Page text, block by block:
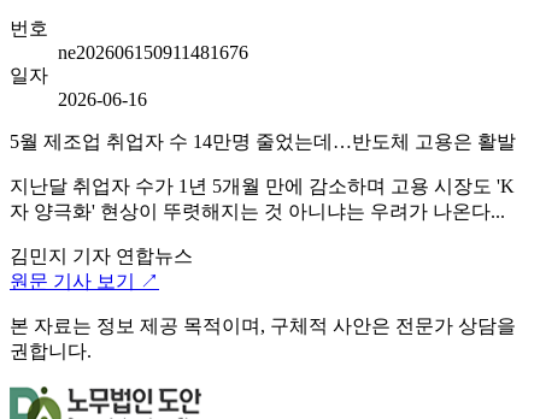
번호
ne202606150911481676
일자
2026-06-16
5월 제조업 취업자 수 14만명 줄었는데…반도체 고용은 활발
지난달 취업자 수가 1년 5개월 만에 감소하며 고용 시장도 'K
자 양극화' 현상이 뚜렷해지는 것 아니냐는 우려가 나온다...
김민지 기자 연합뉴스
원문 기사 보기 ↗
본 자료는 정보 제공 목적이며, 구체적 사안은 전문가 상담을
권합니다.